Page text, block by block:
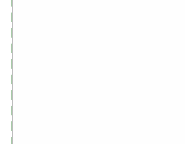
Брей, Патриция
Брин, Дэвид
Брукс, Терри
Брэдли, Мэрион
Буджолд, Лоис
Макмастер
Булыга, Сергей
Булычев, Кир